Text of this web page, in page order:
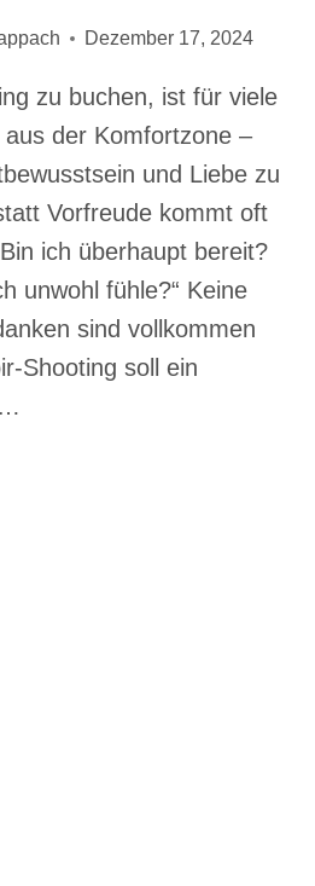
Dezember 17, 2024
zu buchen, ist für viele
der Komfortzone –
und Liebe zu
Vorfreude kommt oft
ich überhaupt bereit?
unwohl fühle?“ Keine
sind vollkommen
Shooting soll ein